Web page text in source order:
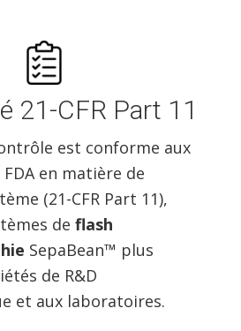
21-CFR Part 11
est conforme aux
en matière de
(21-CFR Part 11),
de flash
SepaBean™ plus
de R&D
et aux laboratoires.